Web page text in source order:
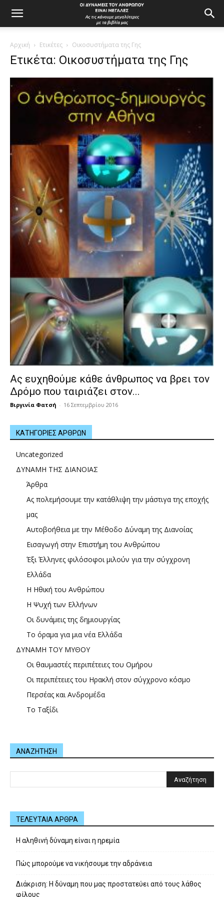
Αρχική Ετικέτες Οικοσυστήματα της Γης
Ετικέτα: Οικοσυστήματα της Γης
Ας ευχηθούμε κάθε άνθρωπος να βρει τον
Δρόμο που ταιριάζει στον...
Βιργινία Φατσή - 16 Σεπτεμβρίου 2016
ΚΑΤΗΓΟΡΙΕΣ ΑΡΘΡΩΝ
Uncategorized
ΔΥΝΑΜΗ ΤΗΣ ΔΙΑΝΟΙΑΣ
Άρθρα
Ας πολεμήσουμε την κατάθλιψη την μάστιγα της εποχής
μας
Αυτοβοήθεια με την Μέθοδο Δύναμη της Διανοίας
Εισαγωγή στην Επιστήμη του Ανθρώπου
Έξι Έλληνες φιλόσοφοι μιλούν για την σύγχρονη
Ελλάδα
Η Ηθική του Ανθρώπου
Η Ψυχή των Ελλήνων
Οι δυνάμεις της δημιουργίας
Το όραμα για μια νέα Ελλάδα
ΔΥΝΑΜΗ ΤΟΥ ΜΥΘΟΥ
Οι θαυμαστές περιπέτειες του Ομήρου
Οι περιπέτειες του Ηρακλή στον σύγχρονο κόσμο
Περσέας και Ανδρομέδα
Το Ταξίδι
ΑΝΑΖΗΤΗΣΗ
ΤΕΛΕΥΤΑΙΑ ΑΡΘΡΑ
Η αληθινή δύναμη είναι η ηρεμία
Πώς μπορούμε να νικήσουμε την αδράνεια
Διάκριση: Η δύναμη που μας προστατεύει από τους λάθος
φίλους